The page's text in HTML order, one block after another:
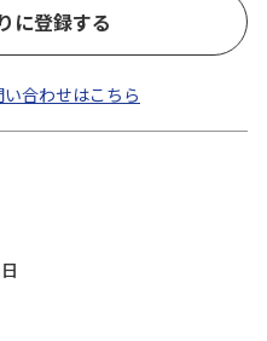
に登録する
合わせはこちら